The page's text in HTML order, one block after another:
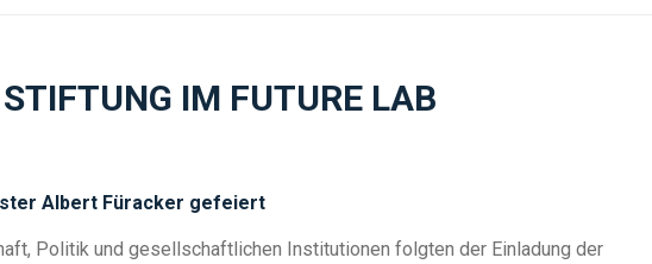
IM FUTURE LAB
Albert Füracker gefeiert
Politik und gesellschaftlichen Institutionen folgten der Einladung der